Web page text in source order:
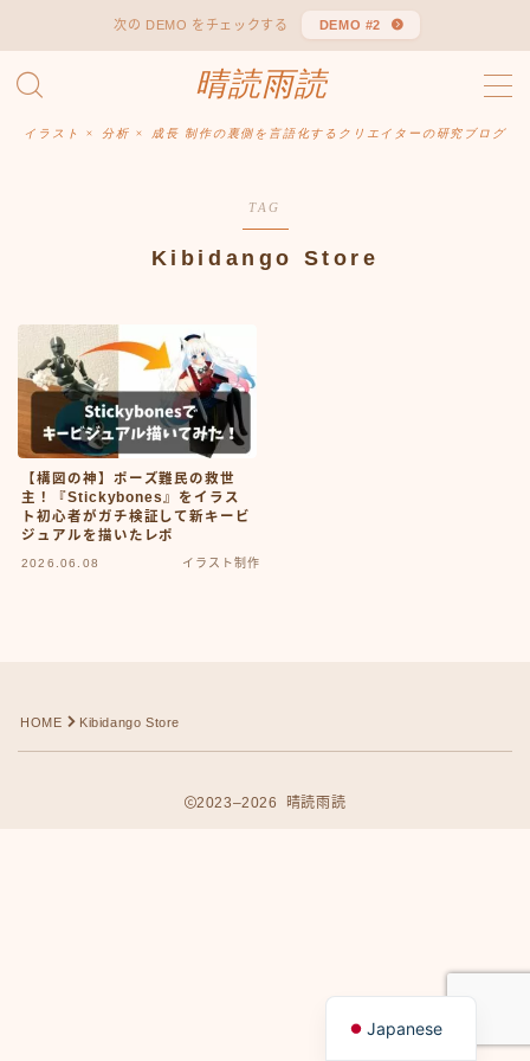
次の DEMO をチェックする DEMO #2
晴読雨読
イラスト × 分析 × 成長 制作の裏側を言語化するクリエイターの研究ブログ
MENU
お問い合わせ
TAG
Kibidango Store
【構図の神】ポーズ難民の救世
主！『Stickybones』をイラス
ト初心者がガチ検証して新キービ
ジュアルを描いたレポ
2026.06.08 イラスト制作
HOME Kibidango Store
2023–2026 晴読雨読
Japanese